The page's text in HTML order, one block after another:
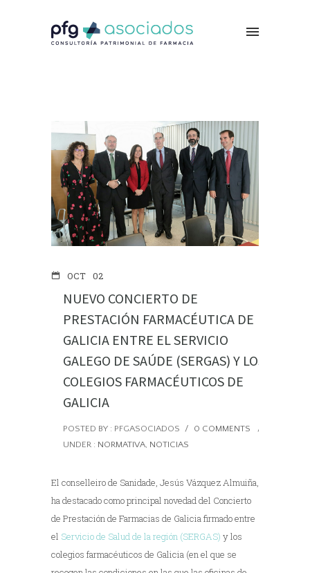
OCT 02
NUEVO CONCIERTO DE
PRESTACIÓN FARMACÉUTICA DE
GALICIA ENTRE EL SERVICIO
GALEGO DE SAÚDE (SERGAS) Y LOS
COLEGIOS FARMACÉUTICOS DE
GALICIA
POSTED BY : PFGASOCIADOS / 0 COMMENTS
/
UNDER : NORMATIVA, NOTICIAS
El conselleiro de Sanidade, Jesús Vázquez Almuiña,
ha destacado como principal novedad del Concierto
de Prestación de Farmacias de Galicia firmado entre
el Servicio de Salud de la región (SERGAS) y los
colegios farmacéuticos de Galicia (en el que se